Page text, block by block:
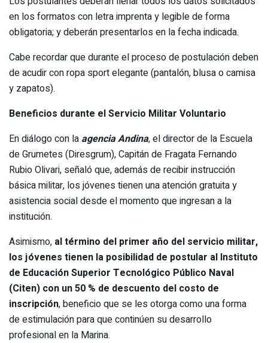
en los formatos con letra imprenta y legible de forma
obligatoria; y deberán presentarlos en la fecha indicada.
Cabe recordar que durante el proceso de postulación deben
de acudir con ropa sport elegante (pantalón, blusa o camisa
y zapatos).
Beneficios durante el Servicio Militar Voluntario
En diálogo con la agencia Andina, el director de la Escuela
de Grumetes (Diresgrum), Capitán de Fragata Fernando
Rubio Olivari, señaló que, además de recibir instrucción
básica militar, los jóvenes tienen una atención gratuita y
asistencia social desde el momento que ingresan a la
institución.
Asimismo, al término del primer año del servicio militar,
los jóvenes tienen la posibilidad de postular al Instituto
de Educación Superior Tecnológico Público Naval
(Citen) con un 50 % de descuento del costo de
inscripción, beneficio que se les otorga como una forma
de estimulación para que continúen su desarrollo
profesional en la Marina.